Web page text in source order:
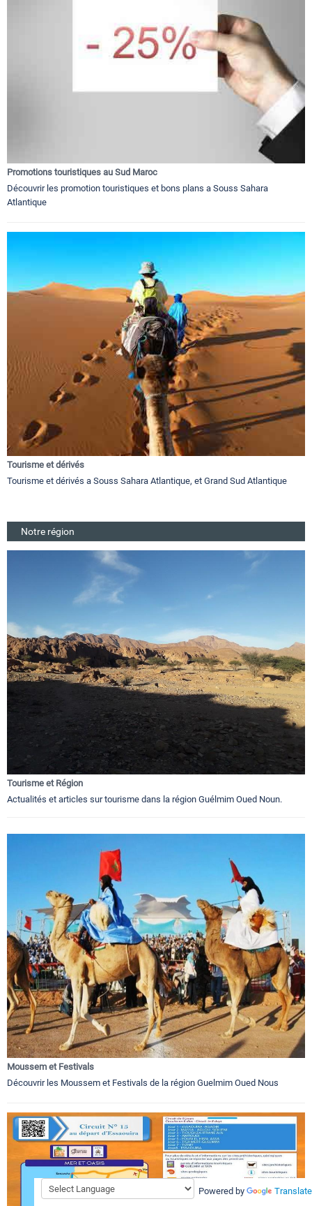
Promotions touristiques au Sud Maroc
Découvrir les promotion touristiques et bons plans a Souss Sahara
Atlantique
Tourisme et dérivés
Tourisme et dérivés a Souss Sahara Atlantique, et Grand Sud Atlantique
Notre région
Tourisme et Région
Actualités et articles sur tourisme dans la région Guélmim Oued Noun.
Moussem et Festivals
Découvrir les Moussem et Festivals de la région Guelmim Oued Nous
Powered by Translate